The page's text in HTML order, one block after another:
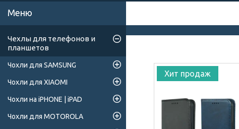
Хит продаж
Чехлы для телефонов и
планшетов
Чохли для SAMSUNG
Чохли для XIAOMI
Чохли на iPHONE | iPAD
Чохли для MOTOROLA